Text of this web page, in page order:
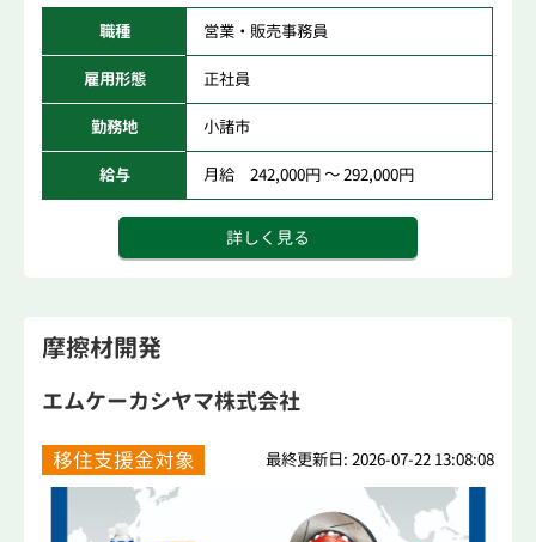
職種 営業・販売事務員
雇用形態 正社員
勤務地 小諸市
給与 月給 242,000円 ～ 292,000円
詳しく見る
摩擦材開発
エムケーカシヤマ株式会社
移住支援金対象 最終更新日: 2026-07-22 13:08:08